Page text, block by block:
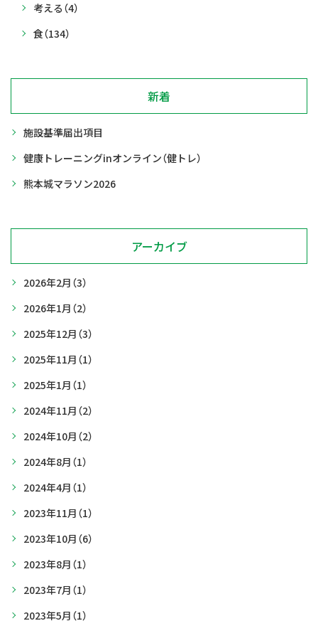
考える （4）
食（134）
新着
施設基準届出項目
健康トレーニングinオンライン（健トレ）
熊本城マラソン2026
アーカイブ
2026年2月 （3）
2026年1月 （2）
2025年12月 （3）
2025年11月 （1）
2025年1月 （1）
2024年11月 （2）
2024年10月 （2）
2024年8月 （1）
2024年4月 （1）
2023年11月 （1）
2023年10月 （6）
2023年8月 （1）
2023年7月 （1）
2023年5月 （1）